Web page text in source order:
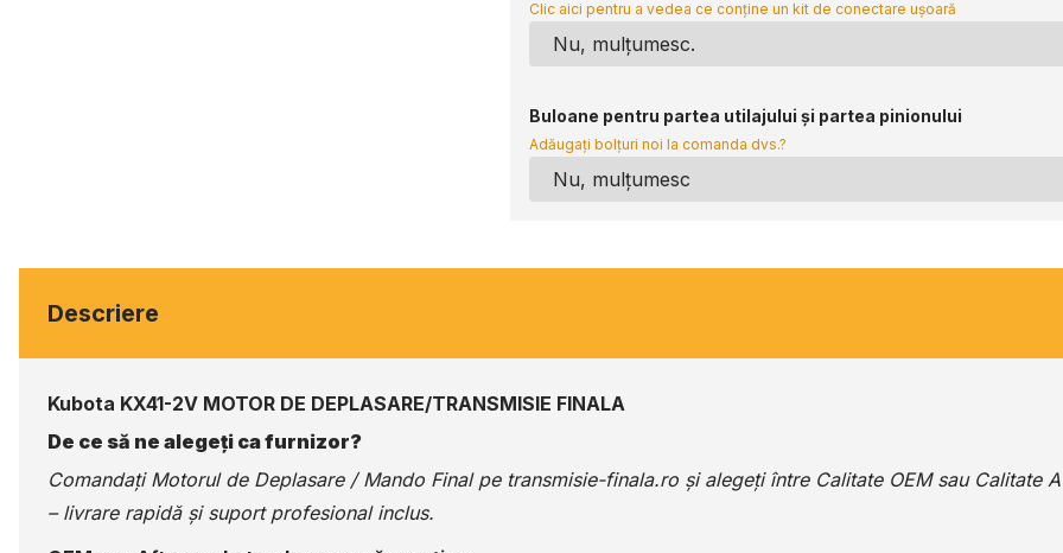
Clic aici pentru a vedea ce conține un kit de conectare ușoară
Buloane pentru partea utilajului și partea pinionului
Adăugați bolțuri noi la comanda dvs.?
Descriere
Kubota KX41-2V MOTOR DE DEPLASARE/TRANSMISIE FINALA
De ce să ne alegeți ca furnizor?
Comandați Motorul de Deplasare / Mando Final pe transmisie-finala.ro și alegeți între Calitate OEM sau Calitate
– livrare rapidă și suport profesional inclus.